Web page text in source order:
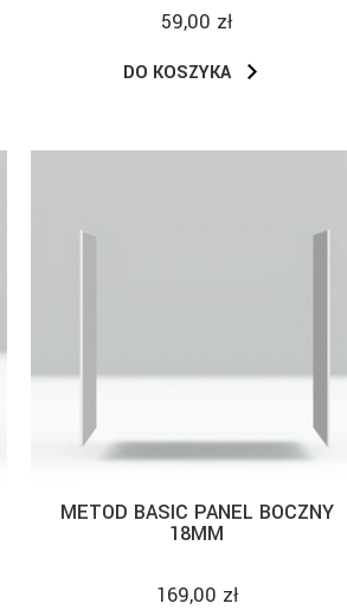
59,00 zł
DO KOSZYKA
METOD BASIC PANEL BOCZNY
18MM
169,00 zł